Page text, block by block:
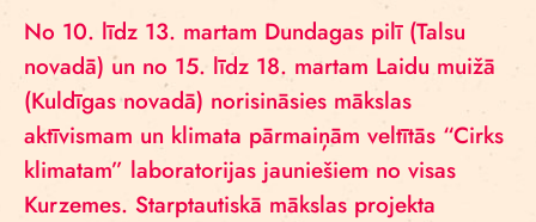
No 10. līdz 13. martam Dundagas pilī (Talsu
novadā) un no 15. līdz 18. martam Laidu muižā
(Kuldīgas novadā) norisināsies mākslas
aktīvismam un klimata pārmaiņām veltītās “Cirks
klimatam” laboratorijas jauniešiem no visas
Kurzemes. Starptautiskā mākslas projekta